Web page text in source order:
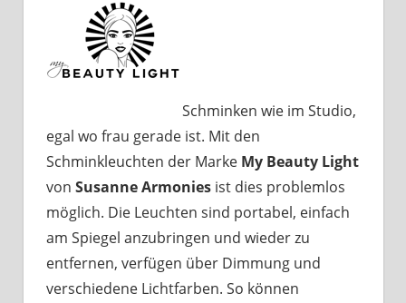
Schminken wie im Studio,
egal wo frau gerade ist. Mit den
Schminkleuchten der Marke My Beauty Light
von Susanne Armonies ist dies problemlos
möglich. Die Leuchten sind portabel, einfach
am Spiegel anzubringen und wieder zu
entfernen, verfügen über Dimmung und
verschiedene Lichtfarben. So können